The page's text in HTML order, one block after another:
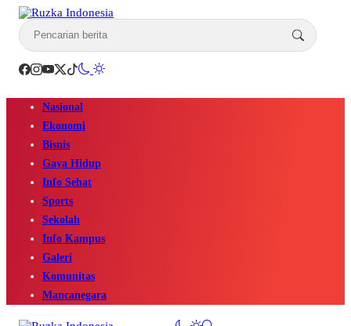
Nasional
Ekonomi
Bisnis
Gaya Hidup
Info Sehat
Sports
Sekolah
Info Kampus
Galeri
Komunitas
Mancanegara